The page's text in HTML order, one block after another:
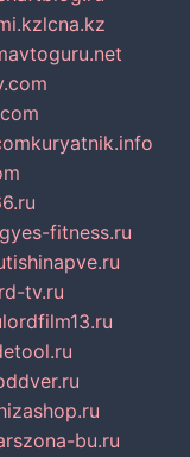
lcna.kz
avtoguru.net
kuryatnik.info
yes-fitness.ru
tishinapve.ru
tv.ru
lordfilm13.ru
bu.ru